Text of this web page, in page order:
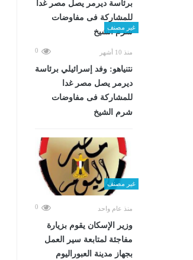
غير مصنف
منذ 10 أشهر 0
نتنياهو: وفد إسرائيلي برئاسة
ديرمر يصل مصر غدا
للمشاركة فى مفاوضات
شرم الشيخ
غير مصنف
منذ عام واحد 0
وزير الإسكان يقوم بزيارة
مفاجئة لمتابعة سير العمل
بجهاز مدينة العبوراليوم